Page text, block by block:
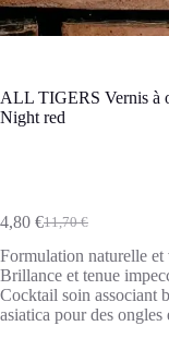
ALL TIGERS Vernis à
Night red
11,70€
Le
prix
initial
était :
11,70 €.
4,80 €Le
prix
actuel
est :
4,80 €.
Formulation naturelle et
Brillance et tenue
Cocktail soin associant
asiatica pour des